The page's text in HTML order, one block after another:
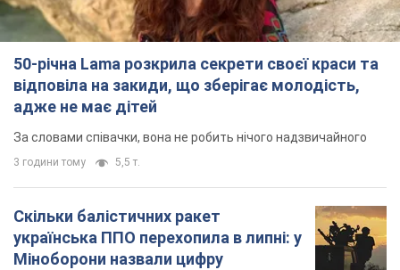
50-річна Lama розкрила секрети своєї краси та
відповіла на закиди, що зберігає молодість,
адже не має дітей
За словами співачки, вона не робить нічого надзвичайного
3 години тому 5,5 т.
Скільки балістичних ракет
українська ППО перехопила в липні: у
Міноборони назвали цифру